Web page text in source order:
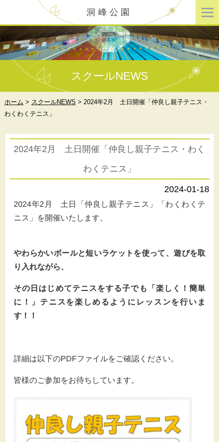
洞峰公園
スクールNEWS
ホーム > スクールNEWS > 2024年2月 土日開催「仲良し親子テニス・
わくわくテニス」
2024年2月 土日開催「仲良し親子テニス・わく
わくテニス」
2024-01-18
2024年2月 土日「仲良し親子テニス」「わくわくテ
ニス」を開催いたします。
やわらかいボールと短いラケットを使って、遊びを取
り入れながら、
その日はじめてテニスをする子でも「楽しく！簡単
に！」テニスを楽しめるようにレッスンを行いま
す！！
詳細は以下のPDFファイルをご確認ください。
皆様のご参加をお待ちしています。